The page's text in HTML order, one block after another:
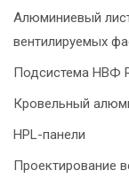
Алюминиевый
вентилируемых
Подсистема НВФ
Кровельный
HPL-панели
Проектирование